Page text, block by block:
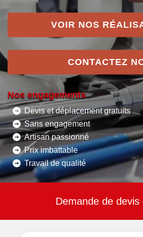
VOIR NOS
CONTACTEZ
Nos engagements
Devis et déplacement gratuits
Sans engagement
Artisan passionné
Prix imbattable
Travail de qualité
Demande de devis